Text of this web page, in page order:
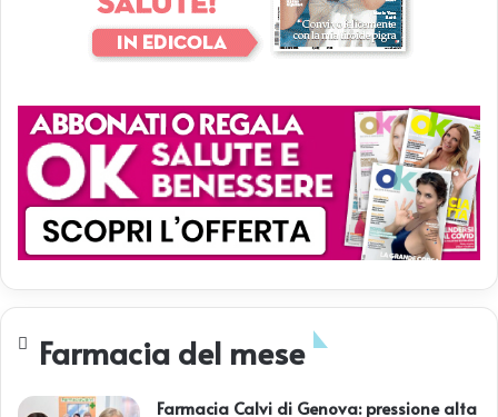
Farmacia del mese
Farmacia Calvi di Genova: pressione alta